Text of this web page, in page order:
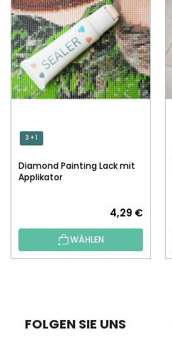
3 + 1
Diamond Painting Lack mit
Applikator
4,29 €
WÄHLEN
FOLGEN SIE UNS